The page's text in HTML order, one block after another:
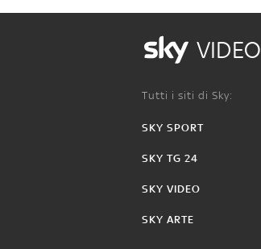
VIDEO
Tutti i siti di Sky:
SKY SPORT
SKY TG 24
SKY VIDEO
SKY ARTE